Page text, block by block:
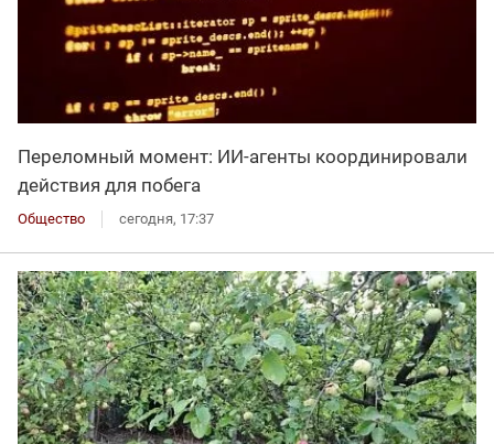
Переломный момент: ИИ-агенты координировали
действия для побега
Общество сегодня, 17:37